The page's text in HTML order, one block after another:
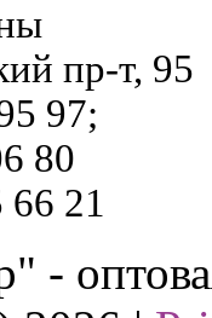
пр-т, 95
97;
80
21